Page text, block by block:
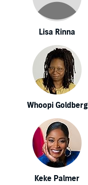
Lisa Rinna
Whoopi Goldberg
Keke Palmer